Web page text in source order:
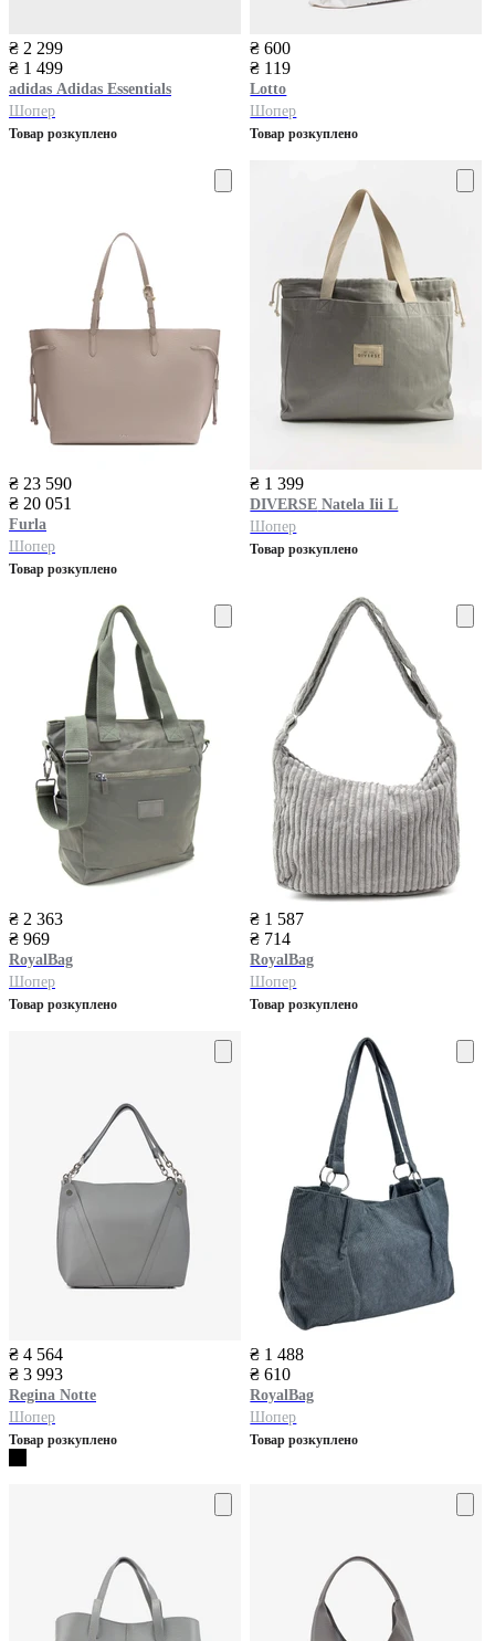
₴ 2 299
₴ 1 499
adidas Adidas Essentials
Шопер
Товар розкуплено
₴ 600
₴ 119
Lotto
Шопер
Товар розкуплено
₴ 23 590
₴ 20 051
Furla
Шопер
Товар розкуплено
₴ 1 399
DIVERSE Natela Iii L
Шопер
Товар розкуплено
₴ 2 363
₴ 969
RoyalBag
Шопер
Товар розкуплено
₴ 1 587
₴ 714
RoyalBag
Шопер
Товар розкуплено
₴ 4 564
₴ 3 993
Regina Notte
Шопер
Товар розкуплено
₴ 1 488
₴ 610
RoyalBag
Шопер
Товар розкуплено